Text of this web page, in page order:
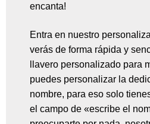
encanta!
Entra en nuestro
verás de forma rápida y
llavero personalizado para
puedes personalizar la
nombre, para eso solo
el campo de «escribe el